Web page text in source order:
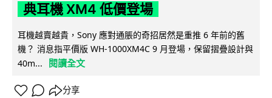
典耳機 XM4 低價登場
耳機越賣越貴，Sony 應對通脹的奇招居然是重推 6 年前的舊
機？ 消息指平價版 WH-1000XM4C 9 月登場，保留摺疊設計與
40m...
閱讀全文
分享